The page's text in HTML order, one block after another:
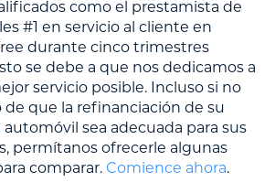
como el prestamista de
#1 en servicio al cliente en
durante cinco trimestres
se debe a que nos dedicamos a
servicio posible. Incluso si no
de que la refinanciación de su
sea adecuada para sus
permítanos ofrecerle algunas
comparar. Comience ahora.